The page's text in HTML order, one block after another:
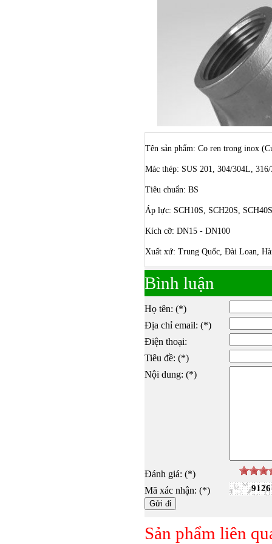
Bulong
Tên sản phẩm: Co ren trong inox
Mác thép: SUS 201, 304/304L,
Tiêu chuẩn: BS
Áp lực: SCH10S, SCH20S, SCH40S
Kích cỡ: DN15 - DN100
Xuất xứ: Trung Quốc, Đài Loan,
Bình luận
Họ tên: (*)
Địa chỉ email: (*)
Điện thoại:
Tiêu đề: (*)
Nội dung: (*)
Đánh giá: (*)
Mã xác nhận: (*)
9126
Sản phẩm liên